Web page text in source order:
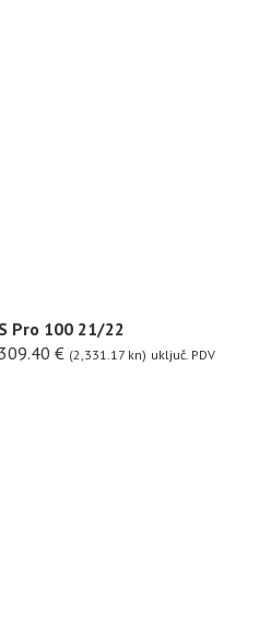
Pro 100 21/22
€ (2,331.17 kn) uključ. PDV